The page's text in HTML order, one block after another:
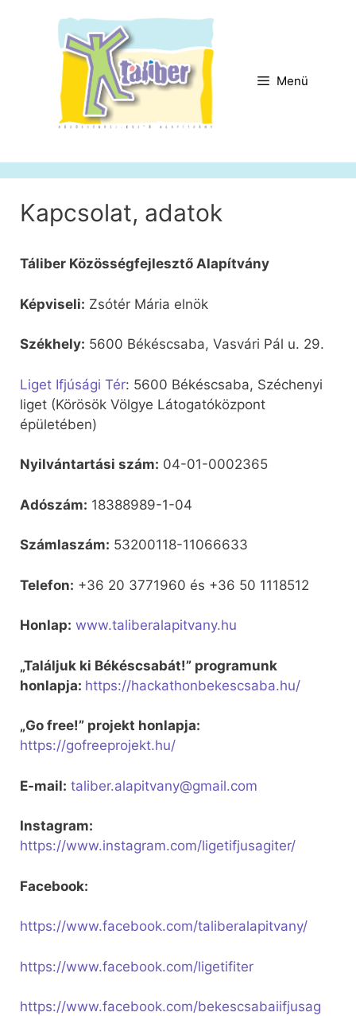
tartalomba
Menü
Kapcsolat, adatok
Táliber Közösségfejlesztő Alapítvány
Képviseli: Zsótér Mária elnök
Székhely: 5600 Békéscsaba, Vasvári Pál u. 29.
Liget Ifjúsági Tér: 5600 Békéscsaba, Széchenyi
liget (Körösök Völgye Látogatóközpont
épületében)
Nyilvántartási szám: 04-01-0002365
Adószám: 18388989-1-04
Számlaszám: 53200118-11066633
Telefon: +36 20 3771960 és +36 50 1118512
Honlap: www.taliberalapitvany.hu
„Találjuk ki Békéscsabát!” programunk
honlapja: https://hackathonbekescsaba.hu/
„Go free!” projekt honlapja:
https://gofreeprojekt.hu/
E-mail: taliber.alapitvany@gmail.com
Instagram:
https://www.instagram.com/ligetifjusagiter/
Facebook:
https://www.facebook.com/taliberalapitvany/
https://www.facebook.com/ligetifiter
https://www.facebook.com/bekescsabaiifjusag